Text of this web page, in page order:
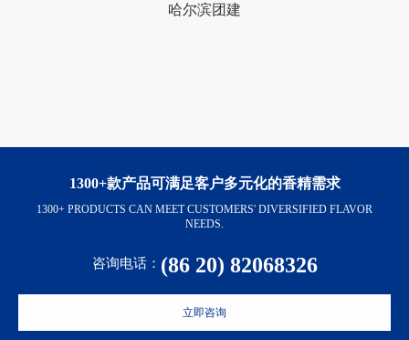
哈尔滨团建
1300+款产品可满足客户多元化的香精需求
1300+ PRODUCTS CAN MEET CUSTOMERS' DIVERSIFIED FLAVOR
NEEDS.
咨询电话： (86 20) 82068326
立即咨询